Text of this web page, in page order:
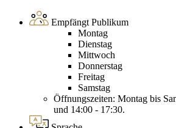
Empfängt Publikum
Montag
Dienstag
Mittwoch
Donnerstag
Freitag
Samstag
Öffnungszeiten: Montag bis
und 14:00 - 17:30.